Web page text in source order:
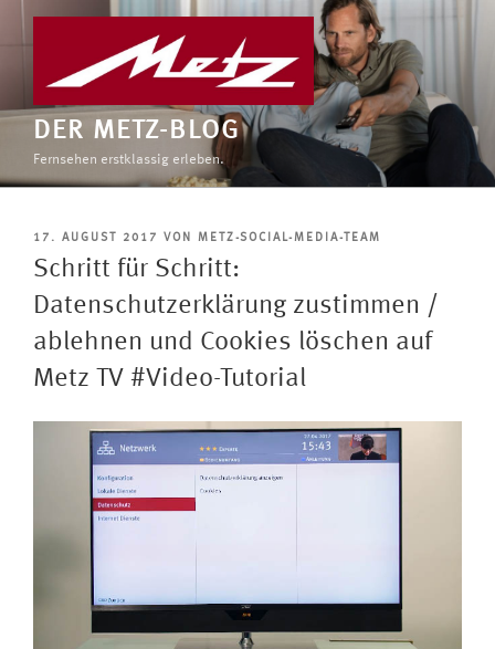
DER METZ-BLOG
Fernsehen erstklassig erleben.
VERÖFFENTLICHT
AM
17. AUGUST 2017 VON METZ-SOCIAL-MEDIA-TEAM
Schritt für Schritt:
Datenschutzerklärung zustimmen /
ablehnen und Cookies löschen auf
Metz TV #Video-Tutorial